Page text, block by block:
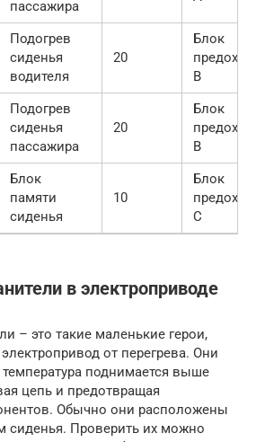
пассажира
Подогрев
сиденья
водителя
20
Блок
B
Подогрев
сиденья
пассажира
20
Блок
B
Блок
памяти
сиденья
10
Блок
C
в электроприводе
– это такие маленькие герои,
от перегрева. Они
поднимается выше
цепь и предотвращая
Обычно они расположены
сиденья. Проверить их можно